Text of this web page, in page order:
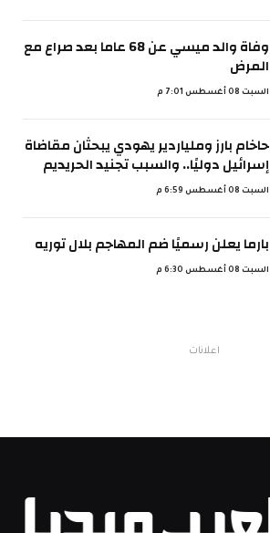
وفاة والد ميسي عن 68 عاما بعد صراع مع
المرض
السبت 08 أغسطس 7:01 م
حاخام بارز وملياردير يهودي يبحثان مقاضاة
إسرائيل دوليًا.. والسبب تجنيد الحريديم
السبت 08 أغسطس 6:59 م
بارما يعلن رسميًا ضم المهاجم بلال توريه
السبت 08 أغسطس 6:30 م
اعلانات